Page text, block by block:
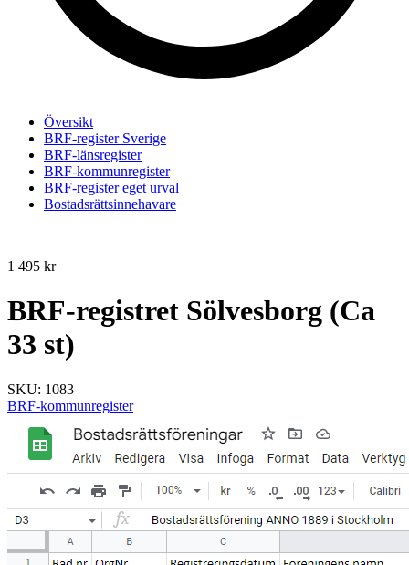
Översikt
BRF-register Sverige
BRF-länsregister
BRF-kommunregister
BRF-register eget urval
Bostadsrättsinnehavare
1 495 kr
BRF-registret Sölvesborg (Ca
33 st)
SKU: 1083
BRF-kommunregister